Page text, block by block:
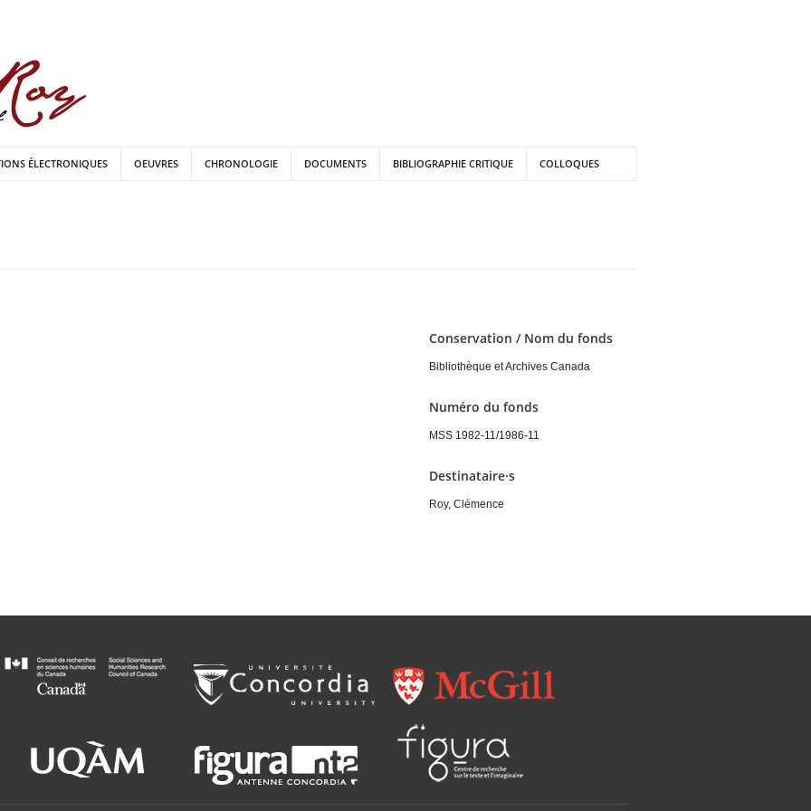
ÉLECTRONIQUES OEUVRES CHRONOLOGIE DOCUMENTS BIBLIOGRAPHIE CRITIQUE COLLOQUES
Conservation / Nom du fonds
Bibliothèque et Archives Canada
Numéro du fonds
MSS 1982-11/1986-11
Destinataire·s
Roy, Clémence